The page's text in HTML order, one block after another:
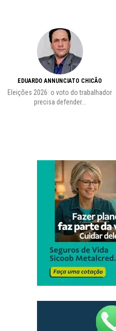
EDUARDO ANNUNCIATO CHICÃO
Eleições 2026: o voto do trabalhador
precisa defender...